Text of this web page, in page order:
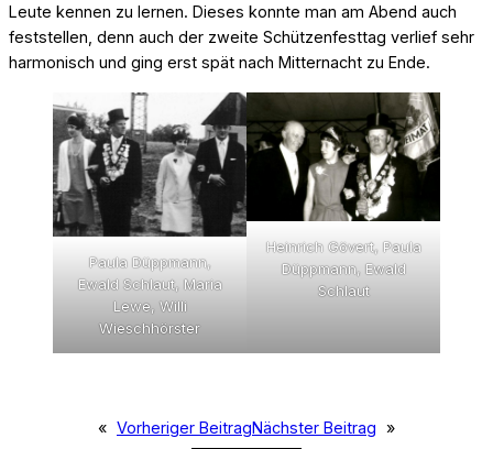
Leute kennen zu lernen. Dieses konnte man am Abend auch
feststellen, denn auch der zweite Schützenfesttag verlief sehr
harmonisch und ging erst spät nach Mitternacht zu Ende.
Paula Düppmann,
Ewald Schlaut, Maria
Lewe, Willi
Wieschhörster
Heinrich Gövert, Paula
Düppmann, Ewald
Schlaut
« Vorheriger BeitragNächster Beitrag »